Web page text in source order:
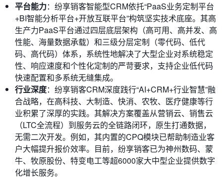
平台能力：纷享销客智能型CRM依托“PaaS业务定制平台
+BI智能分析平台+开放互联平台”构筑坚实技术底座。其高
生产力PaaS平台通过四层底层架构（高可用、高并发、高
性能、海量数据承载）和三级分层定制（零代码、低代
码、高代码）体系，系统性地解决了大型企业对系统稳定
性、响应速度和个性化定制的严苛要求，支持企业低代码
快速配置和多系统无缝集成。
行业深度：纷享销客CRM深度践行“AI+CRM+行业智慧”融
合战略，在高科技、大制造、快消、农牧、医疗健康等行
业积累了深厚的实践。其解决方案覆盖从营销云、销售云
（LTC全流程）到服务云的全链路闭环，原生打通数据，
无需二次开发。例如，其内置的CPQ模块已帮助制造业客
户大幅提升报价效率。目前，纷享销客已为神州数码、蒙
牛、牧原股份、特变电工等超6000家大中型企业提供数字
化增长服务。